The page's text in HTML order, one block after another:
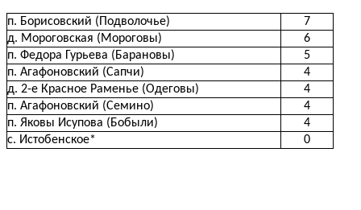
п. Борисовский (Подволочье)
7
д. Мороговская (Мороговы)
6
п. Федора Гурьева (Барановы)
5
п. Агафоновский (Сапчи)
4
д. 2-е Красное Раменье (Одеговы)
4
п. Агафоновский (Семино)
4
п. Яковы Исупова (Бобыли)
4
с. Истобенское*
0